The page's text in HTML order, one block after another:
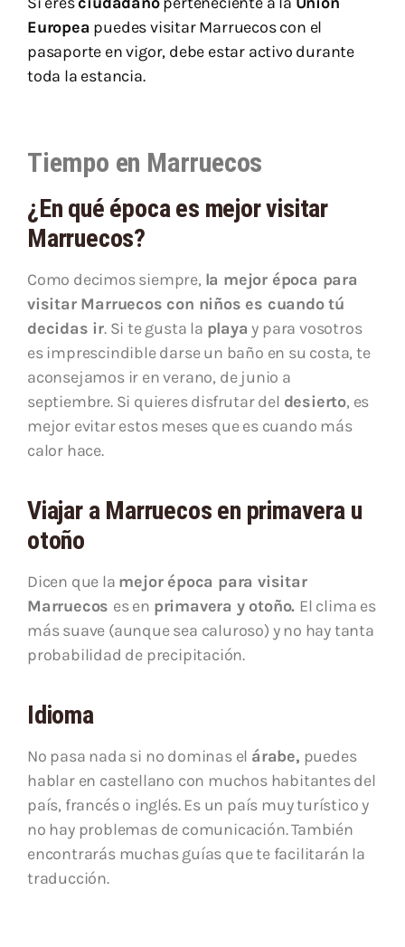
Europea puedes visitar Marruecos con el
pasaporte en vigor, debe estar activo durante
toda la estancia.
Tiempo en Marruecos
¿En qué época es mejor visitar
Marruecos?
Como decimos siempre, la mejor época para
visitar Marruecos con niños es cuando tú
decidas ir. Si te gusta la playa y para vosotros
es imprescindible darse un baño en su costa, te
aconsejamos ir en verano, de junio a
septiembre. Si quieres disfrutar del desierto, es
mejor evitar estos meses que es cuando más
calor hace.
Viajar a Marruecos en primavera u
otoño
Dicen que la mejor época para visitar
Marruecos es en primavera y otoño. El clima es
más suave (aunque sea caluroso) y no hay tanta
probabilidad de precipitación.
Idioma
No pasa nada si no dominas el árabe, puedes
hablar en castellano con muchos habitantes del
país, francés o inglés. Es un país muy turístico y
no hay problemas de comunicación. También
encontrarás muchas guías que te facilitarán la
traducción.